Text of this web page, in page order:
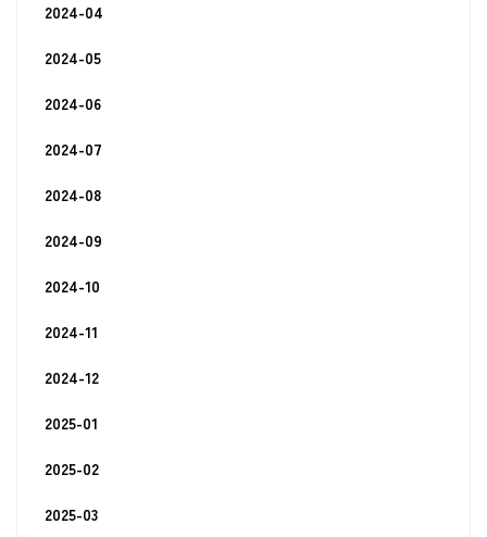
2024-04
2024-05
2024-06
2024-07
2024-08
2024-09
2024-10
2024-11
2024-12
2025-01
2025-02
2025-03